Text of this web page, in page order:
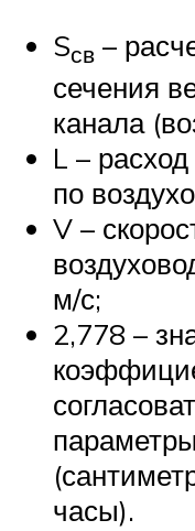
Sсв –
сечения
канала
L –
по
V –
м/с;
2,778 –
часы).